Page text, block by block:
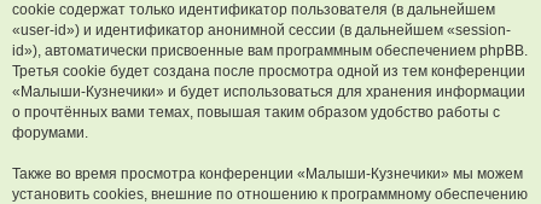
cookie содержат только идентификатор пользователя (в дальнейшем
«user-id») и идентификатор анонимной сессии (в дальнейшем «session-
id»), автоматически присвоенные вам программным обеспечением phpBB.
Третья cookie будет создана после просмотра одной из тем конференции
«Малыши-Кузнечики» и будет использоваться для хранения информации
о прочтённых вами темах, повышая таким образом удобство работы с
форумами.
Также во время просмотра конференции «Малыши-Кузнечики» мы можем
установить cookies, внешние по отношению к программному обеспечению